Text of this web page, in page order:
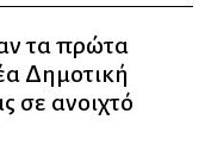
τα πρώτα
Δημοτική
σε ανοιχτό